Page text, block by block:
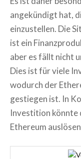
angekündigt hat,
einzustellen. Die
ist ein
aber es fällt nicht
Dies ist für viele
wodurch der
gestiegen ist. In
Investition könnte
Ethereum